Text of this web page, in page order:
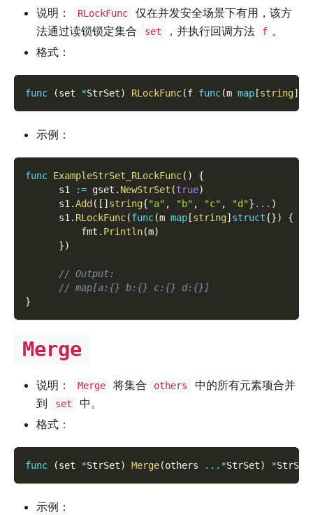
说明： RLockFunc
仅在并发安全场景下有用，该方
法通过读锁锁定集合
set ，并执行回调方法 f 。
格式：
func (set *StrSet) RLockFunc(f func(m map [string]
示例：
func ExampleStrSet_RLockFunc( )
{
      s1
:= gset . NewStrSet (true)
      s1
.Add ( [ ] string{"a" , "b" , "c" , "d"} ... )
      s1
. RLockFunc(func(m map [string] struct{})
{
          fmt
. Println(m)
})
// Output:
// map[a:{} b:{} c:{} d:{}]
}
Merge
说明： Merge 将集合 others
中的所有元素项合并
到
set
中。
格式：
func (set *StrSet) Merge(others ... *StrSet) *StrSet
示例：